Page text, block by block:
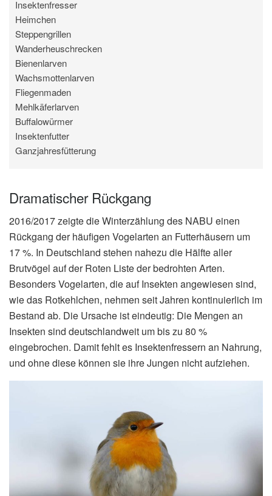
Insektenfresser
Heimchen
Steppengrillen
Wanderheuschrecken
Bienenlarven
Wachsmottenlarven
Fliegenmaden
Mehlkäferlarven
Buffalowürmer
Insektenfutter
Ganzjahresfütterung
Dramatischer Rückgang
2016/2017 zeigte die Winterzählung des NABU einen
Rückgang der häufigen Vogelarten an Futterhäusern um
17 %. In Deutschland stehen nahezu die Hälfte aller
Brutvögel auf der Roten Liste der bedrohten Arten.
Besonders Vogelarten, die auf Insekten angewiesen sind,
wie das Rotkehlchen, nehmen seit Jahren kontinuierlich im
Bestand ab. Die Ursache ist eindeutig: Die Mengen an
Insekten sind deutschlandweit um bis zu 80 %
eingebrochen. Damit fehlt es Insektenfressern an Nahrung,
und ohne diese können sie ihre Jungen nicht aufziehen.